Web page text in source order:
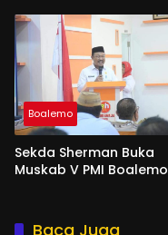
Boalemo
Sekda Sherman Buka
Muskab V PMI Boalemo
Baca Juga